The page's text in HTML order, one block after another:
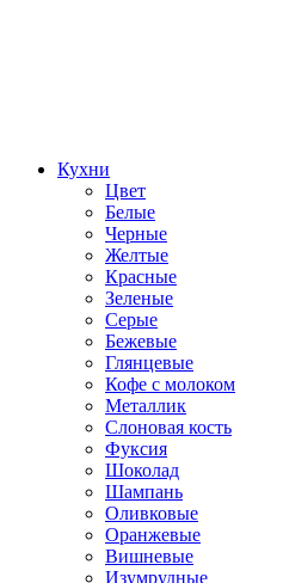
Кухни
Цвет
Белые
Черные
Желтые
Красные
Зеленые
Серые
Бежевые
Глянцевые
Кофе с молоком
Металлик
Слоновая кость
Фуксия
Шоколад
Шампань
Оливковые
Оранжевые
Вишневые
Изумрудные